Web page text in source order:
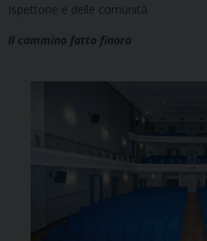
Ispettorie e delle comunità.
Il cammino fatto finora